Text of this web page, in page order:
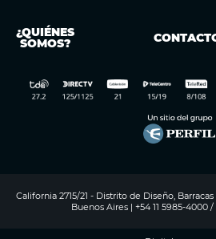
¿QUIÉNES
SOMOS?
California 2715/21 - Distrito de Diseño,
Buenos Aires | +54 11 5985-4000 /